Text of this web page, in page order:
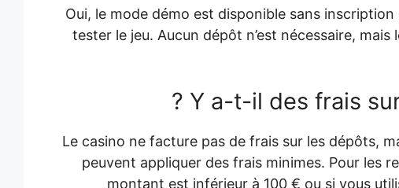
Oui, le mode démo est disponible sans
tester le jeu. Aucun dépôt n’est nécessaire,
Y a-t-il des frais
Le casino ne facture pas de frais sur les dépôts,
peuvent appliquer des frais minimes. Pour les
montant est inférieur à 100 € ou si vous